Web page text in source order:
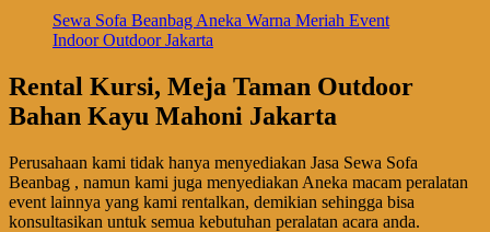
Sewa Sofa Beanbag Aneka Warna Meriah Event
Indoor Outdoor Jakarta
Rental Kursi, Meja Taman Outdoor
Bahan Kayu Mahoni Jakarta
Perusahaan kami tidak hanya menyediakan Jasa Sewa Sofa
Beanbag , namun kami juga menyediakan Aneka macam peralatan
event lainnya yang kami rentalkan, demikian sehingga bisa
konsultasikan untuk semua kebutuhan peralatan acara anda.